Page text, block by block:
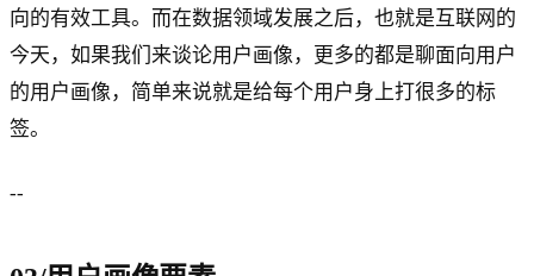
向的有效工具。而在数据领域发展之后，也就是互联网的
今天，如果我们来谈论用户画像，更多的都是聊面向用户
的用户画像，简单来说就是给每个用户身上打很多的标
签。
--